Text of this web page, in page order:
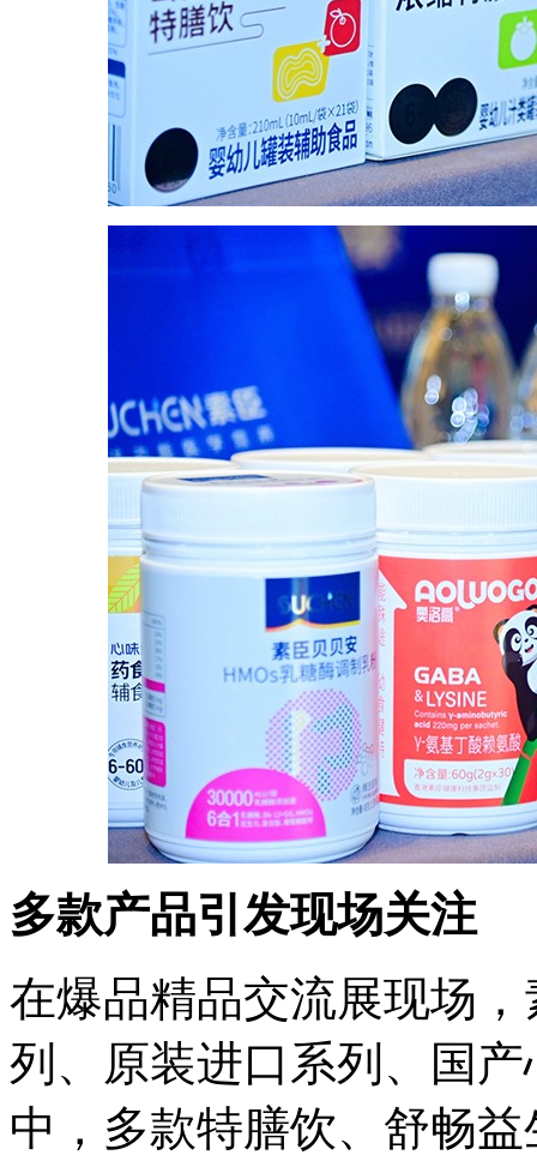
多款产品引发现场关注
在爆品精品交流展现场
列、原装进口系列、国
中，多款特膳饮、舒畅